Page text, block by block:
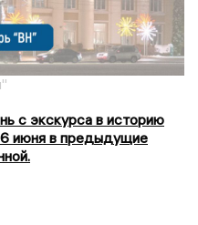
с экскурса в историю
июня в предыдущие